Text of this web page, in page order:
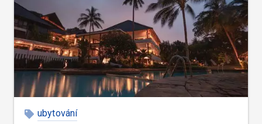
ubytování